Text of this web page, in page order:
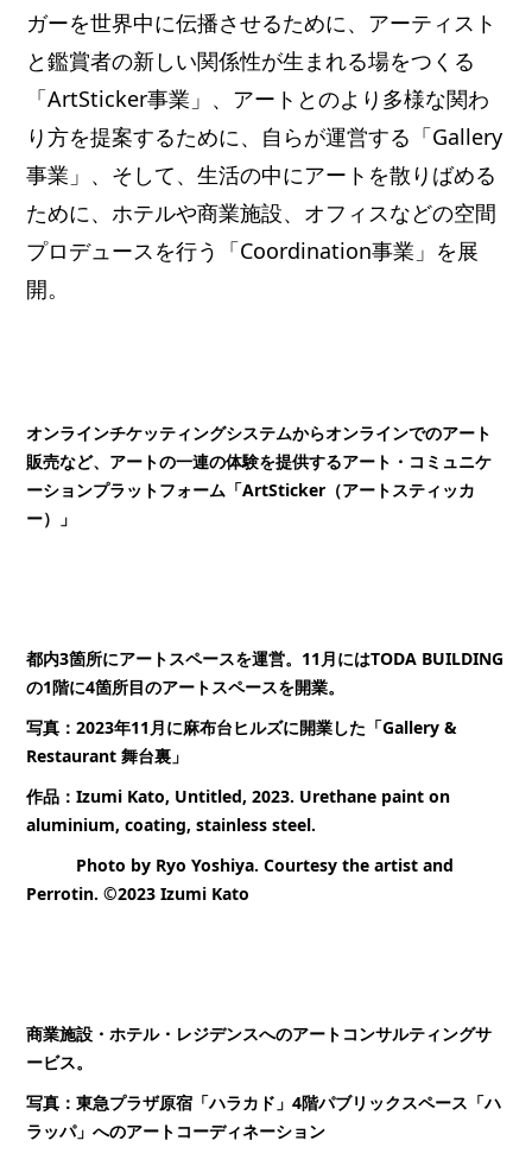
ガーを世界中に伝播させるために、アーティスト
と鑑賞者の新しい関係性が生まれる場をつくる
「ArtSticker事業」、アートとのより多様な関わ
り方を提案するために、自らが運営する「Gallery
事業」、そして、生活の中にアートを散りばめる
ために、ホテルや商業施設、オフィスなどの空間
プロデュースを行う「Coordination事業」を展
開。
オンラインチケッティングシステムからオンラインでのアート
販売など、アートの一連の体験を提供するアート・コミュニケ
ーションプラットフォーム「ArtSticker（アートスティッカ
ー）」
都内3箇所にアートスペースを運営。11月にはTODA BUILDING
の1階に4箇所目のアートスペースを開業。
写真：2023年11月に麻布台ヒルズに開業した「Gallery &
Restaurant 舞台裏」
作品：Izumi Kato, Untitled, 2023. Urethane paint on
aluminium, coating, stainless steel.
Photo by Ryo Yoshiya. Courtesy the artist and
Perrotin. ©2023 Izumi Kato
商業施設・ホテル・レジデンスへのアートコンサルティングサ
ービス。
写真：東急プラザ原宿「ハラカド」4階パブリックスペース「ハ
ラッパ」へのアートコーディネーション